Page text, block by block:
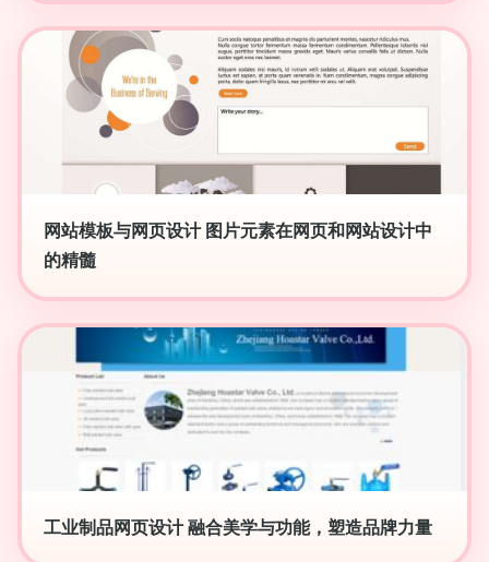
网站模板与网页设计 图片元素在网页和网站设计中
的精髓
工业制品网页设计 融合美学与功能，塑造品牌力量